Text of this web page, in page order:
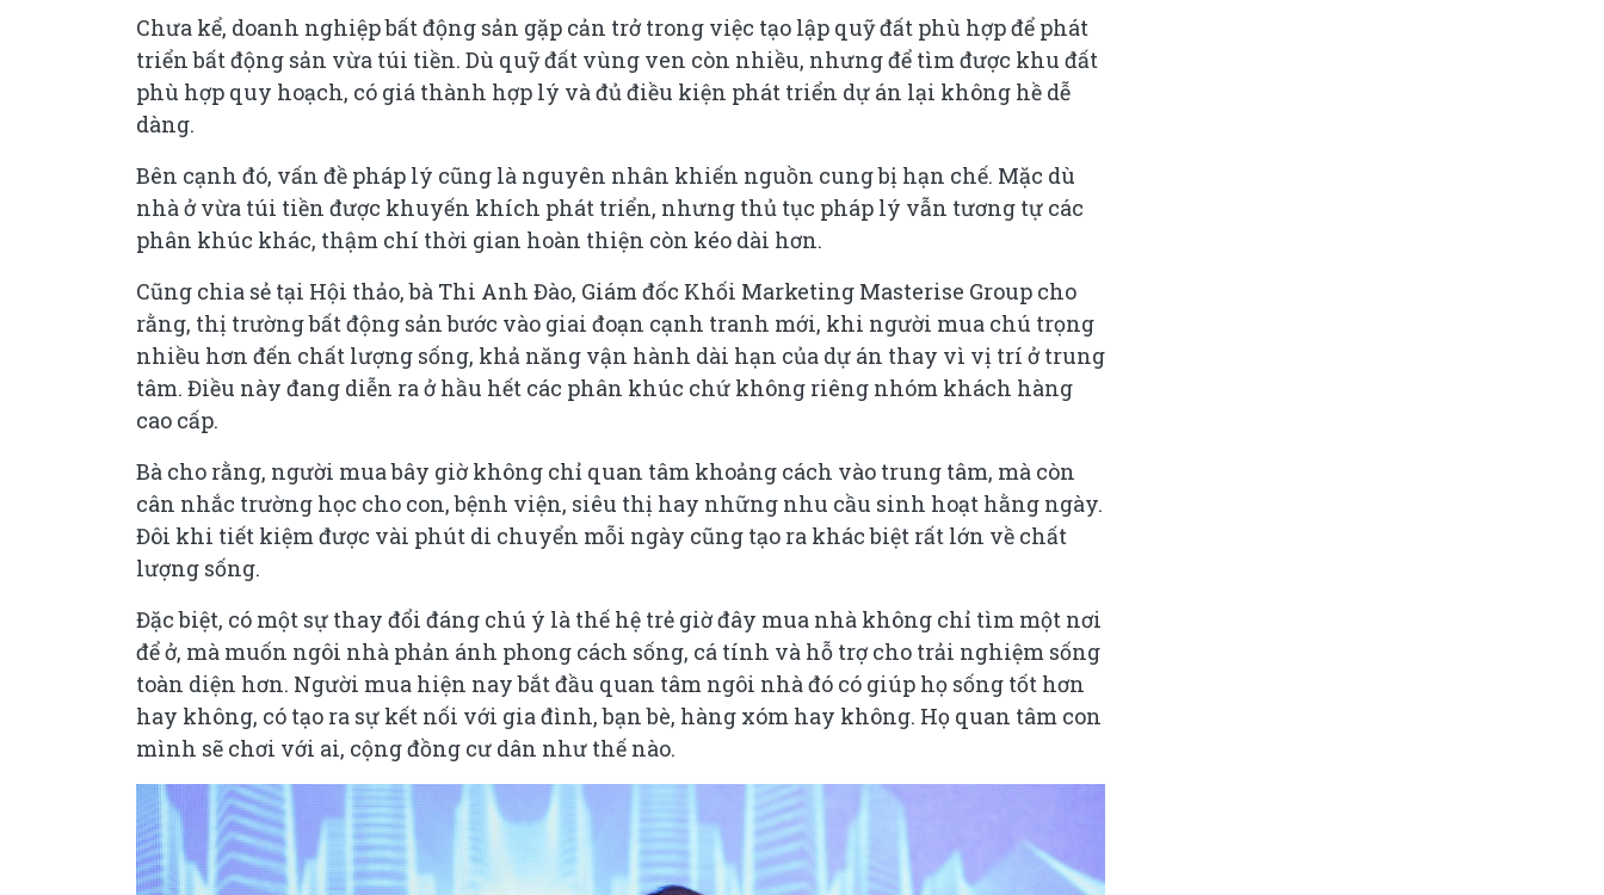
Chưa kể, doanh nghiệp bất động sản gặp cản trở trong việc tạo lập quỹ đất phù hợp để phát
triển bất động sản vừa túi tiền. Dù quỹ đất vùng ven còn nhiều, nhưng để tìm được khu đất
phù hợp quy hoạch, có giá thành hợp lý và đủ điều kiện phát triển dự án lại không hề dễ
dàng.
Bên cạnh đó, vấn đề pháp lý cũng là nguyên nhân khiến nguồn cung bị hạn chế. Mặc dù
nhà ở vừa túi tiền được khuyến khích phát triển, nhưng thủ tục pháp lý vẫn tương tự các
phân khúc khác, thậm chí thời gian hoàn thiện còn kéo dài hơn.
Cũng chia sẻ tại Hội thảo, bà Thi Anh Đào, Giám đốc Khối Marketing Masterise Group cho
rằng, thị trường bất động sản bước vào giai đoạn cạnh tranh mới, khi người mua chú trọng
nhiều hơn đến chất lượng sống, khả năng vận hành dài hạn của dự án thay vì vị trí ở trung
tâm. Điều này đang diễn ra ở hầu hết các phân khúc chứ không riêng nhóm khách hàng
cao cấp.
Bà cho rằng, người mua bây giờ không chỉ quan tâm khoảng cách vào trung tâm, mà còn
cân nhắc trường học cho con, bệnh viện, siêu thị hay những nhu cầu sinh hoạt hằng ngày.
Đôi khi tiết kiệm được vài phút di chuyển mỗi ngày cũng tạo ra khác biệt rất lớn về chất
lượng sống.
Đặc biệt, có một sự thay đổi đáng chú ý là thế hệ trẻ giờ đây mua nhà không chỉ tìm một nơi
để ở, mà muốn ngôi nhà phản ánh phong cách sống, cá tính và hỗ trợ cho trải nghiệm sống
toàn diện hơn. Người mua hiện nay bắt đầu quan tâm ngôi nhà đó có giúp họ sống tốt hơn
hay không, có tạo ra sự kết nối với gia đình, bạn bè, hàng xóm hay không. Họ quan tâm con
mình sẽ chơi với ai, cộng đồng cư dân như thế nào.